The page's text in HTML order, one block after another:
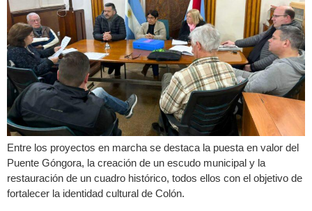
Entre los proyectos en marcha se destaca la puesta en valor del
Puente Góngora, la creación de un escudo municipal y la
restauración de un cuadro histórico, todos ellos con el objetivo de
fortalecer la identidad cultural de Colón.